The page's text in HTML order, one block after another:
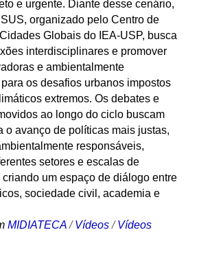
e urgente. Diante desse cenário,
organizado pelo Centro de
Globais do IEA-USP, busca
interdisciplinares e promover
e ambientalmente
os desafios urbanos impostos
extremos. Os debates e
ao longo do ciclo buscam
o avanço de políticas mais justas,
responsáveis,
setores e escalas de
um espaço de diálogo entre
sociedade civil, academia e
MIDIATECA /Vídeos /Vídeos